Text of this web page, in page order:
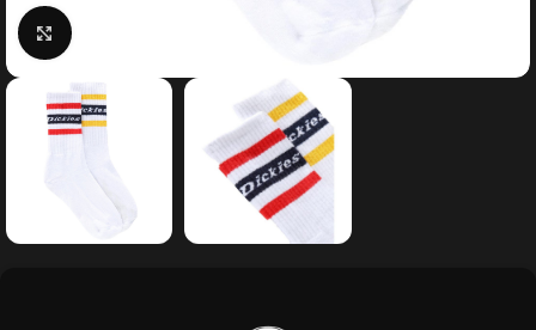
Κάντε κλικ για μεγέθυνση